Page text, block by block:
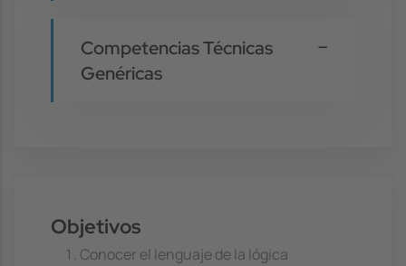
Competencias Técnicas
Genéricas
Objetivos
Conocer el lenguaje de la lógica